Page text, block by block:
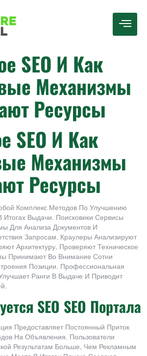
SEO И Как
Механизмы
Ресурсы
SEO И Как
Механизмы
Ресурсы
Комплекс Методов По Улучшению
Итогах Выдачи. Поисковики Сервисы
Для Анализа Документов И
Запросам. Краулеры Анализируют
Архитектуру, Проверяют Техническое
Принимают Во Внимание Сотни
Позиции. Профессиональная
Ранги В Выдаче И Приводит
SEO SEO Портала
Предоставляет Постоянный Приток
На Объявления. Пользователи
Результатам Больше, Чем Рекламным